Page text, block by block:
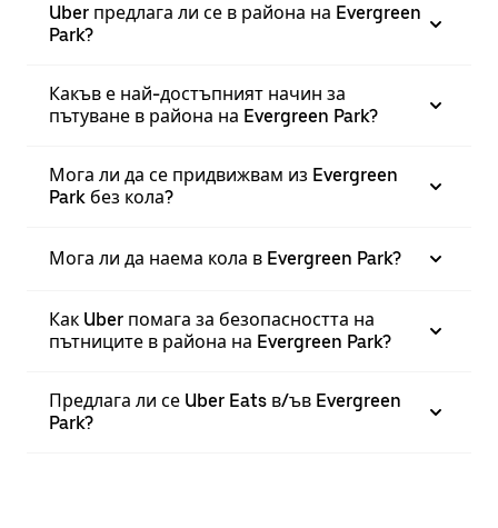
Uber предлага ли се в района на Evergreen
Park?
Какъв е най-достъпният начин за
пътуване в района на Evergreen Park?
Мога ли да се придвижвам из Evergreen
Park без кола?
Мога ли да наема кола в Evergreen Park?
Как Uber помага за безопасността на
пътниците в района на Evergreen Park?
Предлага ли се Uber Eats в/ъв Evergreen
Park?